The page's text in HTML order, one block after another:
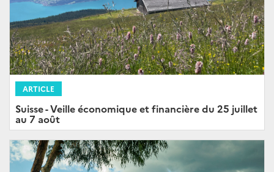
ARTICLE
Suisse - Veille économique et financière du 25 juillet
au 7 août